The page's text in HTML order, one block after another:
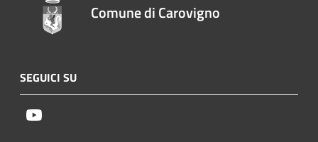
Comune di Carovigno
SEGUICI SU